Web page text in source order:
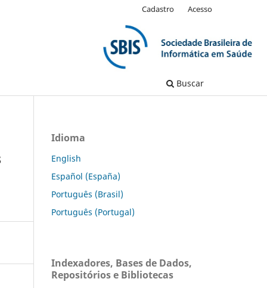
Buscar
Cadastro Acesso
Idioma
English
Español (España)
Português (Brasil)
Português (Portugal)
Indexadores, Bases de Dados,
Repositórios e Bibliotecas